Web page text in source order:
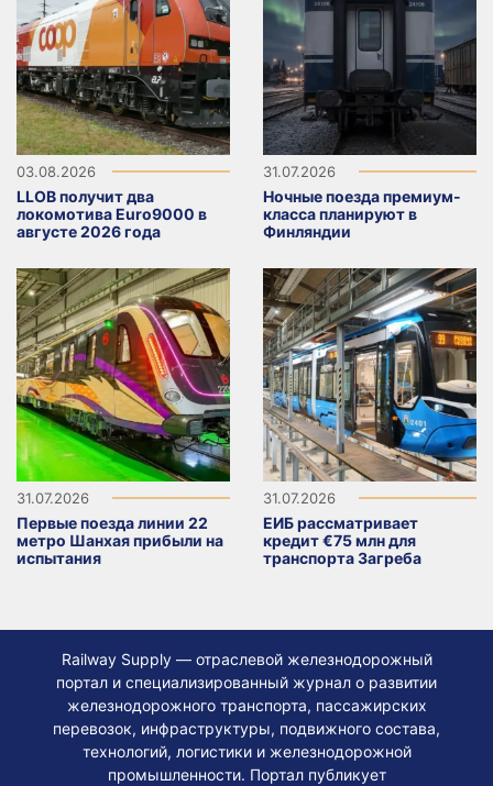
03.08.2026
LLOB получит два
локомотива Euro9000 в
августе 2026 года
31.07.2026
Ночные поезда премиум-
класса планируют в
Финляндии
31.07.2026
Первые поезда линии 22
метро Шанхая прибыли на
испытания
31.07.2026
ЕИБ рассматривает
кредит €75 млн для
транспорта Загреба
Railway Supply — отраслевой железнодорожный
портал и специализированный журнал о развитии
железнодорожного транспорта, пассажирских
перевозок, инфраструктуры, подвижного состава,
технологий, логистики и железнодорожной
промышленности. Портал публикует